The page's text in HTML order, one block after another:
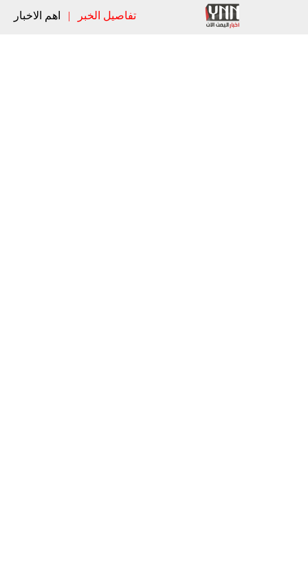
تفاصيل الخبر | اهم الاخبار